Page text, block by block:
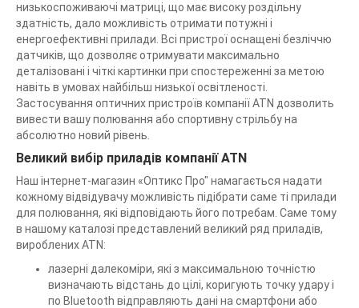
низькоспоживаючі матриці, що має високу роздільну
здатність, дало можливість отримати потужні і
енергоефективні прилади. Всі пристрої оснащені безліччю
датчиків, що дозволяє отримувати максимально
деталізовані і чіткі картинки при спостереженні за метою
навіть в умовах найбільш низької освітленості.
Застосування оптичних пристроїв компанії ATN дозволить
вивести вашу полювання або спортивну стрільбу на
абсолютно новий рівень.
Великий вибір приладів компанії ATN
Наш інтернет-магазин «Оптикс Про" намагається надати
кожному відвідувачу можливість підібрати саме ті прилади
для полювання, які відповідають його потребам. Саме тому
в нашому каталозі представлений великий ряд приладів,
вироблених ATN:
лазерні далекоміри, які з максимальною точністю
визначають відстань до цілі, коригують точку удару і
по Bluetooth відправляють дані на смартфони або